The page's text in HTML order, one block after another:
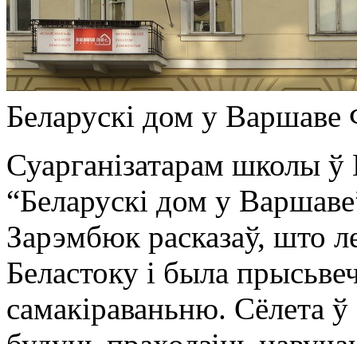
Беларускі дом у
Суарганізатарам школы
“Беларускі дом у
Зарэмбюк расказаў, што
Беластоку і была
самакіраваньню. Сёлета